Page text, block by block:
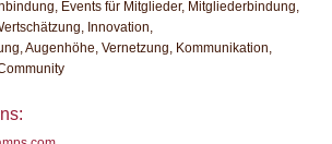
Events für Mitglieder, Mitgliederbindung,
Innovation,
Augenhöhe, Vernetzung, Kommunikation,